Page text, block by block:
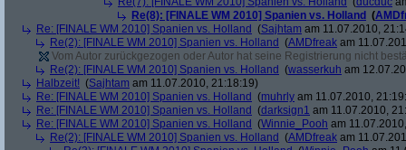
Re(8): [FINALE WM 2010] Spanien vs. Holland (
Re: [FINALE WM 2010] Spanien vs. Holland (Sajhtam am 11.07.2010,
Re(2): [FINALE WM 2010] Spanien vs. Holland (AMDfreak am
Vom Autor zurückgezogen oder Autor hat seine Registrierung nicht
Re(2): [FINALE WM 2010] Spanien vs. Holland (wasserkuh am
Halbzeit! (Sajhtam am 11.07.2010, 21:18:19)
Re: [FINALE WM 2010] Spanien vs. Holland (muhrly am 11.07.2010,
Re: [FINALE WM 2010] Spanien vs. Holland (darksign1 am 11.07.2010,
Re: [FINALE WM 2010] Spanien vs. Holland (Winnie_Pooh am
Re(2): [FINALE WM 2010] Spanien vs. Holland (AMDfreak am